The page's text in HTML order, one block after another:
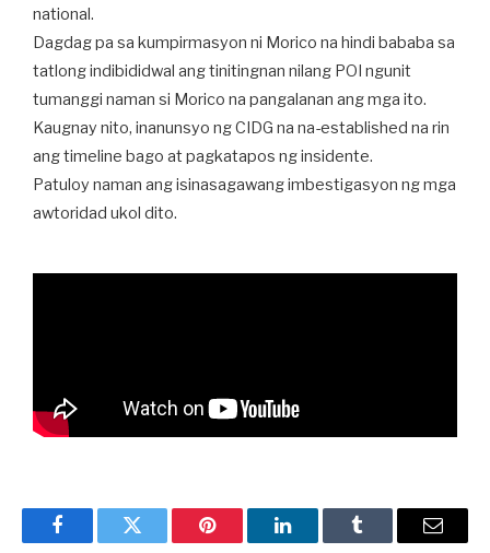
national.
Dagdag pa sa kumpirmasyon ni Morico na hindi bababa sa
tatlong indibididwal ang tinitingnan nilang POI ngunit
tumanggi naman si Morico na pangalanan ang mga ito.
Kaugnay nito, inanunsyo ng CIDG na na-established na rin
ang timeline bago at pagkatapos ng insidente.
Patuloy naman ang isinasagawang imbestigasyon ng mga
awtoridad ukol dito.
FacebookTwitter Pinterest LinkedInTumblr Email